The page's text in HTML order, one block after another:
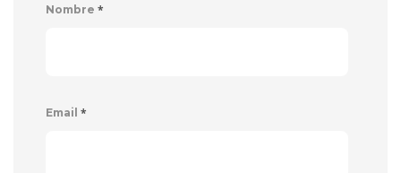
Nombre *
Email *